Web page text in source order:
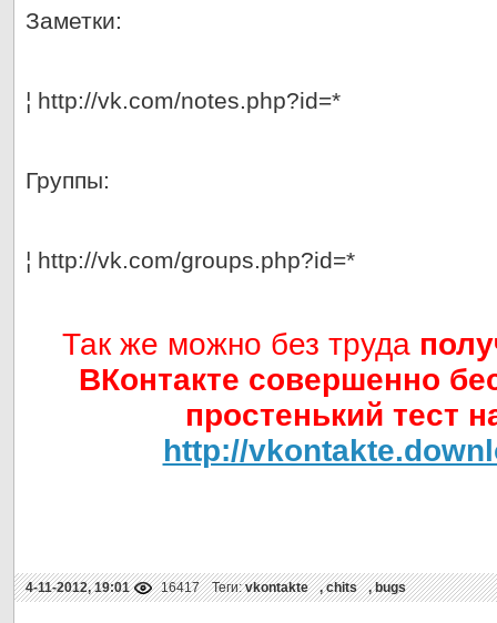
Заметки:
¦ http://vk.com/notes.php?id=*
Группы:
¦ http://vk.com/groups.php?id=*
Так же можно без труда
ВКонтакте совершенно
простенький тест
http://
4-11-2012, 19:01 16417 Теги:vkontakte ,chits ,bugs